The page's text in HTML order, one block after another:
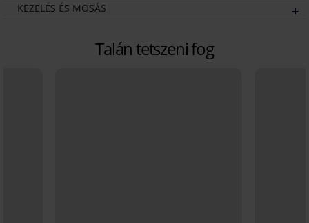
KEZELÉS ÉS MOSÁS
Talán tetszeni fog